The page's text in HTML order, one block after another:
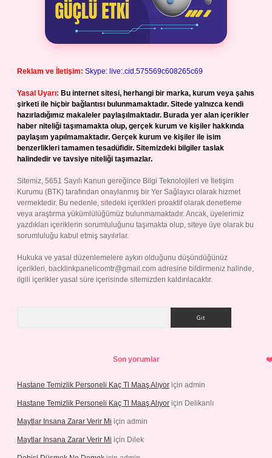
Reklam ve İletişim: Skype: live:.cid.575569c608265c69
Yasal Uyarı: Bu internet sitesi, herhangi bir marka, kurum veya şahıs
şirketi ile hiçbir bağlantısı bulunmamaktadır. Sitede yalnızca kendi
hazırladığımız makaleler paylaşılmaktadır. Burada yer alan içerikler
haber niteliği taşımamakta olup, gerçek kurum ve kişiler hakkında
paylaşım yapılmamaktadır. Gerçek kurum ve kişiler ile isim
benzerlikleri tamamen tesadüfidir. Sitemizdeki bilgiler taslak
halindedir ve tavsiye niteliği taşımazlar.
Sitemiz, 5651 Sayılı Kanun gereğince Bilgi Teknolojileri ve İletişim
Kurumu (BTK) tarafından onaylanmış bir Yer Sağlayıcı olarak hizmet
vermektedir. Bu nedenle, sitedeki içerikleri proaktif olarak denetleme
veya araştırma yükümlülüğümüz bulunmamaktadır. Ancak, üyelerimiz
yazdıkları içeriklerin sorumluluğunu taşımakta olup, siteye üye olarak bu
sorumluluğu kabul etmiş sayılırlar.
Hukuka ve yasal düzenlemelere aykırı olduğunu düşündüğünüz
içerikleri, backlinkpanelicomtr@gmail.com adresine bildirmeniz halinde,
ilgili içerikler yasal süre içerisinde sitemizden kaldırılacaktır.
Son yorumlar
Hastane Temizlik Personeli Kaç Tl Maaş Alıyor için admin
Hastane Temizlik Personeli Kaç Tl Maaş Alıyor için Delikanlı
Maytlar Insana Zarar Verir Mi için admin
Maytlar Insana Zarar Verir Mi için Dilek